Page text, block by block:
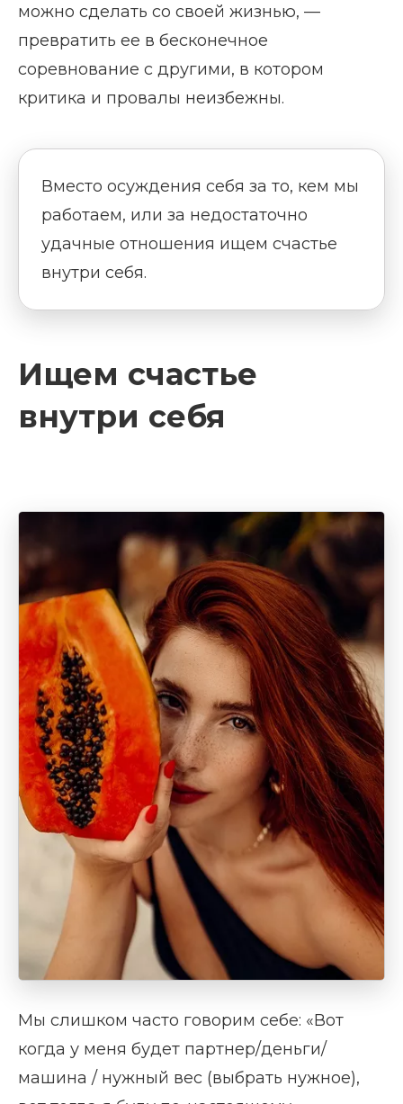
можно сделать со своей жизнью, —
превратить ее в бесконечное
соревнование с другими, в котором
критика и провалы неизбежны.
Вместо осуждения себя за то, кем мы
работаем, или за недостаточно
удачные отношения ищем счастье
внутри себя.
Ищем счастье
внутри себя
Мы слишком часто говорим себе: «Вот
когда у меня будет партнер/деньги/
машина / нужный вес (выбрать нужное),